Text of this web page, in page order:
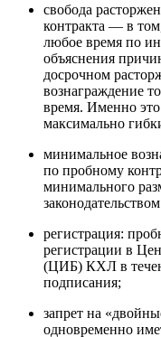
свобода
контракта — в
любое время по
объяснения
досрочном
вознаграждение
время. Именно
максимально
минимальное
по пробному
минимального
регистрация:
регистрации в
(ЦИБ) КХЛ в
подписания;
запрет на
одновременно